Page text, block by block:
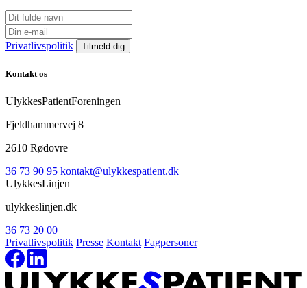
Privatlivspolitik
Kontakt os
UlykkesPatientForeningen
Fjeldhammervej 8
2610 Rødovre
36 73 90 95 kontakt@ulykkespatient.dk
UlykkesLinjen
ulykkeslinjen.dk
36 73 20 00
Privatlivspolitik Presse Kontakt Fagpersoner